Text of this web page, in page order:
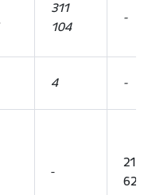
311
104
-
4 -
-
21
627